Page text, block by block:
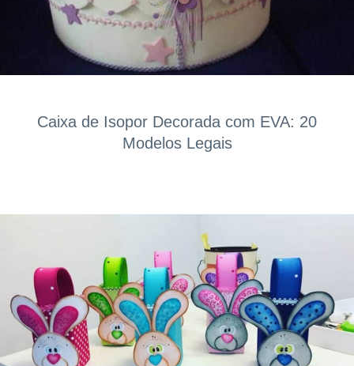
Caixa de Isopor Decorada com EVA: 20
Modelos Legais